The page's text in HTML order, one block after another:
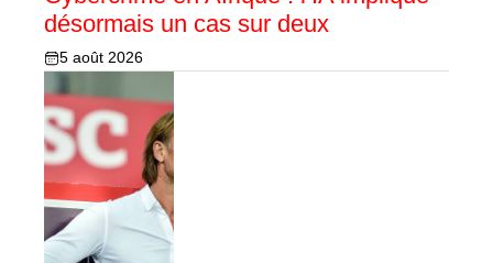
désormais un cas sur deux
5 août 2026